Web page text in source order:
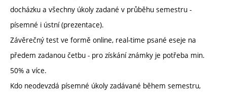
docházku a všechny úkoly zadané v průběhu semestru -
písemné i ústní (prezentace).
Závěrečný test ve formě online, real-time psané eseje na
předem zadanou četbu - pro získání známky je potřeba min.
50% a více.
Kdo neodevzdá písemné úkoly zadávané během semestru,